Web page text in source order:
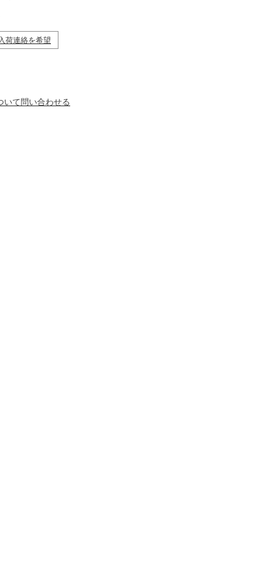
入荷連絡を希望
いて問い合わせる